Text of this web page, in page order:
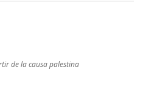
de la causa palestina